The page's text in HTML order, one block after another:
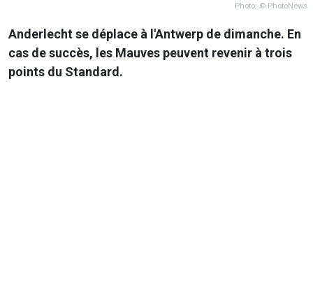
Photo: © PhotoNews
Anderlecht se déplace à l'Antwerp de dimanche. En
cas de succès, les Mauves peuvent revenir à trois
points du Standard.